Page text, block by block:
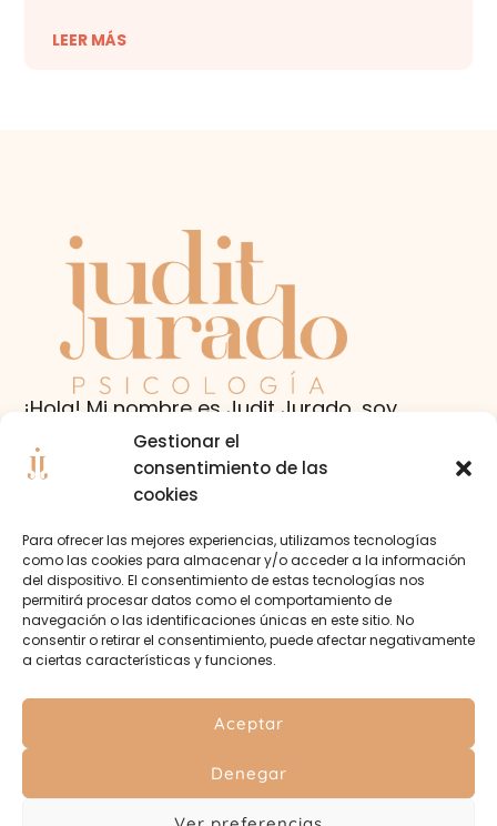
Gestionar el
consentimiento de las
cookies
Para ofrecer las mejores experiencias, utilizamos tecnologías
como las cookies para almacenar y/o acceder a la información
del dispositivo. El consentimiento de estas tecnologías nos
permitirá procesar datos como el comportamiento de
navegación o las identificaciones únicas en este sitio. No
consentir o retirar el consentimiento, puede afectar negativamente
a ciertas características y funciones.
Aceptar
Denegar
LEER MÁS
¡Hola! Mi nombre es Judit Jurado, soy
psicóloga con acreditación sanitaria.
Colegiada por el Colegio Oficial de
Psicólogos de Aragón (A-02280).
SERVICIOS RESERVAR SESIÓN